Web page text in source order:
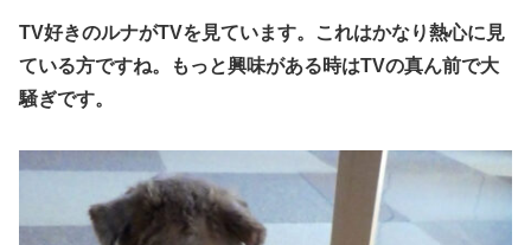
TV好きのルナがTVを見ています。これはかなり熱心に見
ている方ですね。もっと興味がある時はTVの真ん前で大
騒ぎです。